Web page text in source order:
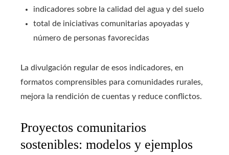
indicadores sobre la calidad del agua y del suelo
total de iniciativas comunitarias apoyadas y
número de personas favorecidas
La divulgación regular de esos indicadores, en
formatos comprensibles para comunidades rurales,
mejora la rendición de cuentas y reduce conflictos.
Proyectos comunitarios
sostenibles: modelos y ejemplos